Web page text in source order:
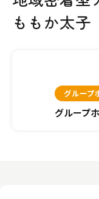
施設で暮らす
よくあるご質問
ももか太子
グループ
グループ